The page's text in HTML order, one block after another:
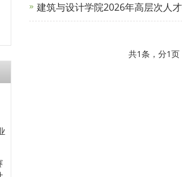
建筑与设计学院2026年高层次人
共1条，分1